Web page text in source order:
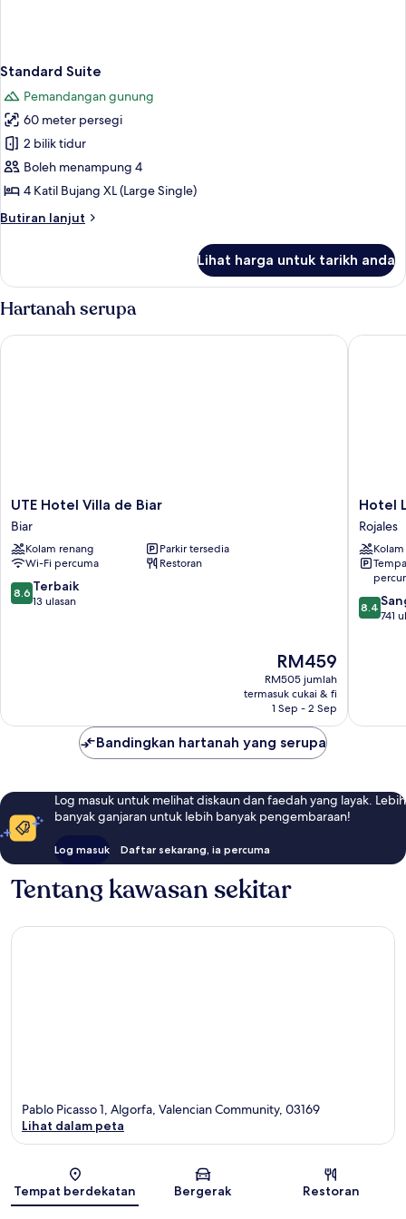
Standard Suite
Pemandangan gunung
60 meter persegi
2 bilik tidur
Boleh menampung 4
4 Katil Bujang XL (Large Single)
Butiran lanjut
Butiran
Suite
Lihat harga untuk tarikh anda
Hartanah serupa
UTE
Hotel
Villa
de
Biar
Biar
UTE Hotel Villa de Biar
Biar
Kolam renang
Parkir tersedia
Wi-Fi percuma
Restoran
8.6
daripada
8.6 Terbaik
13 ulasan
Harga
ialah
RM459
RM459
RM505 jumlah
termasuk cukai & fi
1 Sep - 2 Sep
UTE Hotel Villa de Biar
Hotel
La
Laguna
Spa
And
Golf
Rojales
Hotel
Rojales
8.4
8.4
741
Hotel
Bandingkan hartanah yang serupa
Log masuk untuk melihat diskaun dan faedah yang layak. Lebih
banyak ganjaran untuk lebih banyak pengembaraan!
Log masuk Daftar sekarang, ia percuma
Tentang kawasan sekitar
Peta
Pablo Picasso 1, Algorfa, Valencian Community, 03169
Lihat dalam peta
Tempat berdekatan Bergerak Restoran